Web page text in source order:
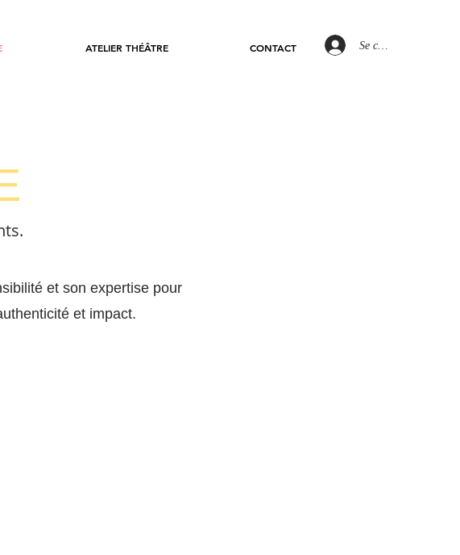
ATELIER THÉÂTRE CONTACT Se connecter
et son expertise pour
et impact.